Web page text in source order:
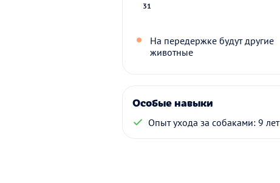
31
На передержке будут другие
животные
Особые навыки
Опыт ухода за собаками: 9 лет